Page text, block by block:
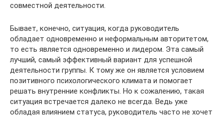
совместной деятельности.
Бывает, конечно, ситуация, когда руководитель
обладает одновременно и неформальным авторитетом,
то есть является одновременно и лидером. Эта самый
лучший, самый эффективный вариант для успешной
деятельности группы. К тому же он является условием
позитивного психологического климата и помогает
решать внутренние конфликты. Но к сожалению, такая
ситуация встречается далеко не всегда. Ведь уже
обладая влиянием статуса, руководитель часто не хочет